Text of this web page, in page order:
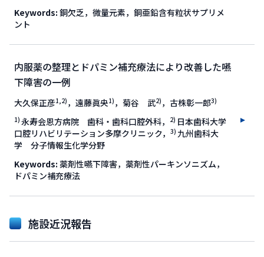
Keywords: 銅欠乏，微量元素，銅亜鉛含有粒状サプリメ
ント
内服薬の整理とドパミン補充療法により改善した嚥
下障害の一例
大久保正彦1,2) ，遠藤眞央1) ，菊谷 武2) ，古株彰一郎3)
1) 永寿会恩方病院 歯科・歯科口腔外科， 2) 日本歯科大学
口腔リハビリテーション多摩クリニック， 3) 九州歯科大
学 分子情報生化学分野
Keywords: 薬剤性嚥下障害，薬剤性パーキンソニズム，
ドパミン補充療法
施設近況報告